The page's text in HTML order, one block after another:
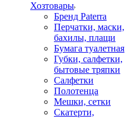
Хозтовары
Бренд Paterra
Перчатки, маски,
бахилы, плащи
Бумага туалетная
Губки, салфетки,
бытовые тряпки
Салфетки
Полотенца
Мешки, сетки
Скатерти,